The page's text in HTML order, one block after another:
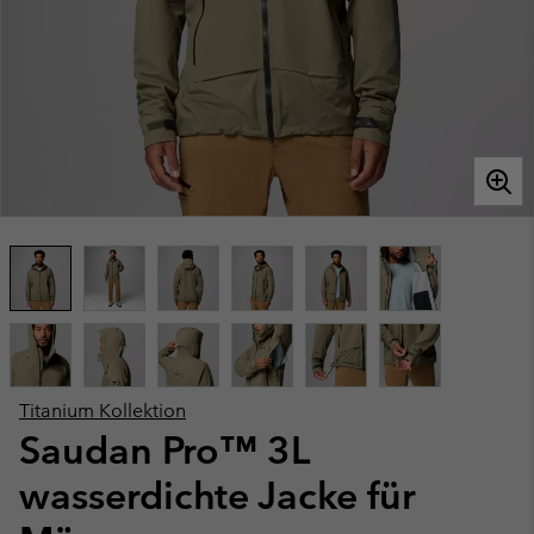
Titanium Kollektion
Saudan Pro™ 3L
wasserdichte Jacke für